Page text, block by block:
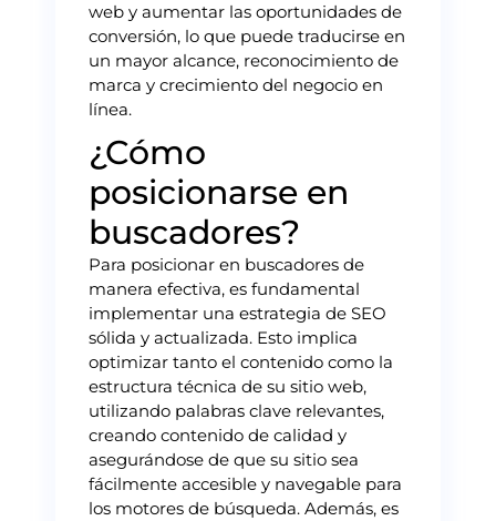
web y aumentar las oportunidades de
conversión, lo que puede traducirse en
un mayor alcance, reconocimiento de
marca y crecimiento del negocio en
línea.
¿Cómo
posicionarse en
buscadores?
Para posicionar en buscadores de
manera efectiva, es fundamental
implementar una estrategia de SEO
sólida y actualizada. Esto implica
optimizar tanto el contenido como la
estructura técnica de su sitio web,
utilizando palabras clave relevantes,
creando contenido de calidad y
asegurándose de que su sitio sea
fácilmente accesible y navegable para
los motores de búsqueda. Además, es